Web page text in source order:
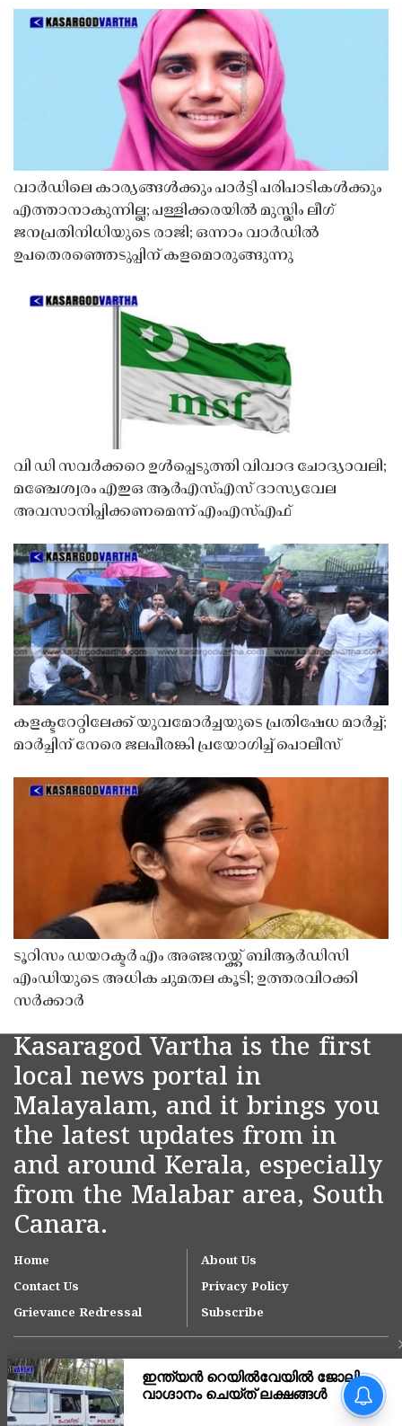
വാർഡിലെ കാര്യങ്ങൾക്കും പാർട്ടി പരിപാടികൾക്കും
എത്താനാകുന്നില്ല; പള്ളിക്കരയിൽ മുസ്ലിം ലീഗ്
ജനപ്രതിനിധിയുടെ രാജി; ഒന്നാം വാർഡിൽ
ഉപതെരഞ്ഞെടുപ്പിന് കളമൊരുങ്ങുന്നു
വി ഡി സവർക്കറെ ഉൾപ്പെടുത്തി വിവാദ ചോദ്യാവലി;
മഞ്ചേശ്വരം എഇഒ ആർഎസ്എസ് ദാസ്യവേല
അവസാനിപ്പിക്കണമെന്ന് എംഎസ്എഫ്
കളക്ടറേറ്റിലേക്ക് യുവമോർച്ചയുടെ പ്രതിഷേധ മാർച്ച്;
മാർച്ചിന് നേരെ ജലപീരങ്കി പ്രയോഗിച്ച് പൊലീസ്
ടൂറിസം ഡയറക്ടർ എം അഞ്ജനയ്ക്ക് ബിആർഡിസി
എംഡിയുടെ അധിക ചുമതല കൂടി; ഉത്തരവിറക്കി
സർക്കാർ
Kasaragod Vartha is the first
local news portal in
Malayalam, and it brings you
the latest updates from in
and around Kerala, especially
from the Malabar area, South
Canara.
Home
About Us
Contact Us
Privacy Policy
Grievance Redressal
Subscribe